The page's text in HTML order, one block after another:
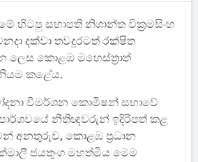
හිටපු සභාපති නිශාන්ත වික්‍රමසිංහ
දක්වා තවදුරටත් රක්ෂිත
ලෙස කොළඹ මහෙස්ත්‍රාත්
කළේය.
විමර්ශන කොමිෂන් සභාවේ
නීතිඥවරුන් ඉදිරිපත් කළ
අනතුරුව, කොළඹ ප්‍රධාන
ජයතුංග මහත්මිය මෙම